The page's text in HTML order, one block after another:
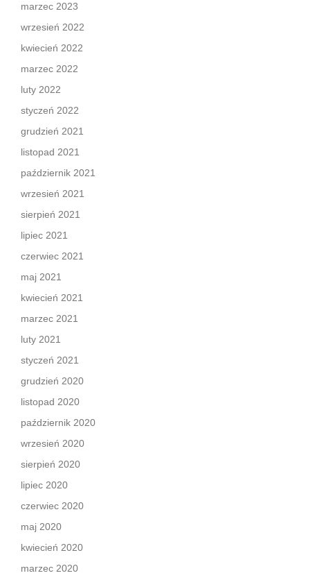
marzec 2023
wrzesień 2022
kwiecień 2022
marzec 2022
luty 2022
styczeń 2022
grudzień 2021
listopad 2021
październik 2021
wrzesień 2021
sierpień 2021
lipiec 2021
czerwiec 2021
maj 2021
kwiecień 2021
marzec 2021
luty 2021
styczeń 2021
grudzień 2020
listopad 2020
październik 2020
wrzesień 2020
sierpień 2020
lipiec 2020
czerwiec 2020
maj 2020
kwiecień 2020
marzec 2020